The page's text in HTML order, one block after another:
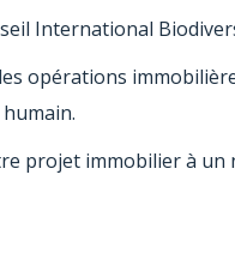
International
opérations
projet immobilier à un